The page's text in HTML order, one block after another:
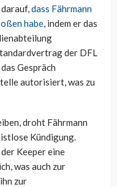
darauf,dass Fährmann
habe, indem er das
der DFL
Gespräch
autorisiert, was zu
droht Fährmann
Kündigung.
Keeper eine
was auch zur
zur